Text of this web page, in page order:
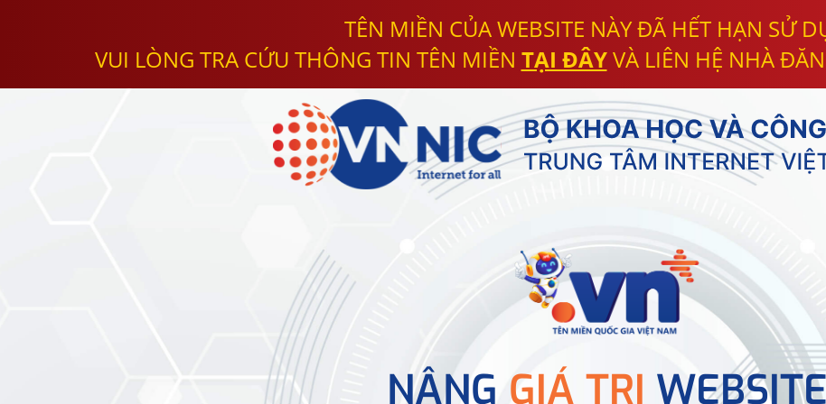
TÊN MIỀN CỦA WEBSITE NÀY ĐÃ HẾT HẠN SỬ
VUI LÒNG TRA CỨU THÔNG TIN TÊN MIỀN TẠI ĐÂYVÀ LIÊN HỆ NHÀ
NÂNG GIÁ TRỊ WEBSITE